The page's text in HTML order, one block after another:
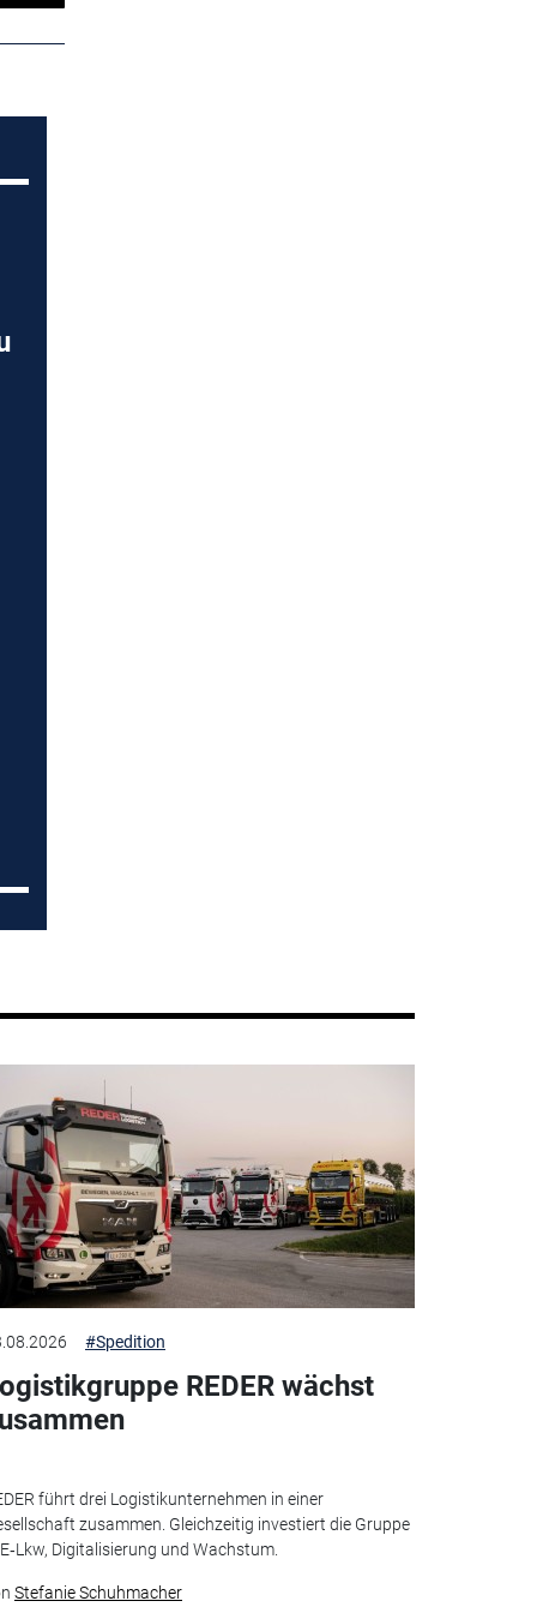
#Spedition
REDER wächst
führt drei Logistikunternehmen in einer
zusammen. Gleichzeitig investiert die Gruppe
Digitalisierung und Wachstum.
Stefanie Schuhmacher